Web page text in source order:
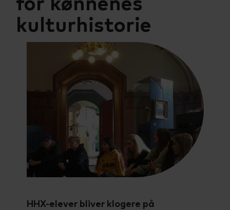
for kønnenes
kulturhistorie
HHX-elever bliver klogere på
Almen voksenuddannelse (AVU)
Ordblindeundervisning (OBU)
Talenttilbud